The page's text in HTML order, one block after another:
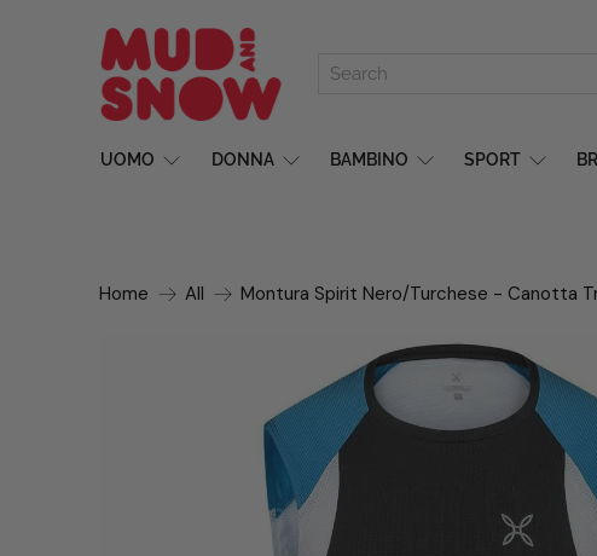
UOMO DONNA BAMBINO SPORT
Home All Montura Spirit Nero/Turchese - Canotta